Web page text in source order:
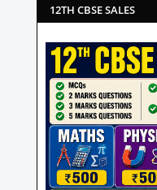
12TH CBSE SALES